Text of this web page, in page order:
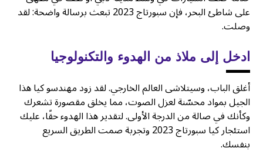
على شاطئ البحر، فإن سبورتاج 2023 تبعث برسالة واضحة: لقد
وصلت.
ادخل إلى ملاذ من الهدوء والتكنولوجيا
أغلق الباب، وسيتلاشى العالم الخارجي. لقد زود مهندسو كيا هذا
الجيل بمواد محسّنة لعزل الصوت، مما يخلق مقصورة تشعرك
وكأنك في صالة من الدرجة الأولى. لتقدير هذا الهدوء حقًا، عليك
استئجار كيا سبورتاج 2023 وتجربة صمت الطريق السريع
بنفسك.